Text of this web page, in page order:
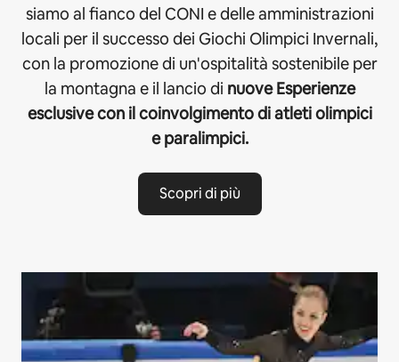
siamo al fianco del CONI e delle amministrazioni
locali per il successo dei Giochi Olimpici Invernali,
con la promozione di un'ospitalità sostenibile per
la montagna e il lancio di nuove Esperienze
esclusive con il coinvolgimento di atleti olimpici
e paralimpici.
Scopri di più